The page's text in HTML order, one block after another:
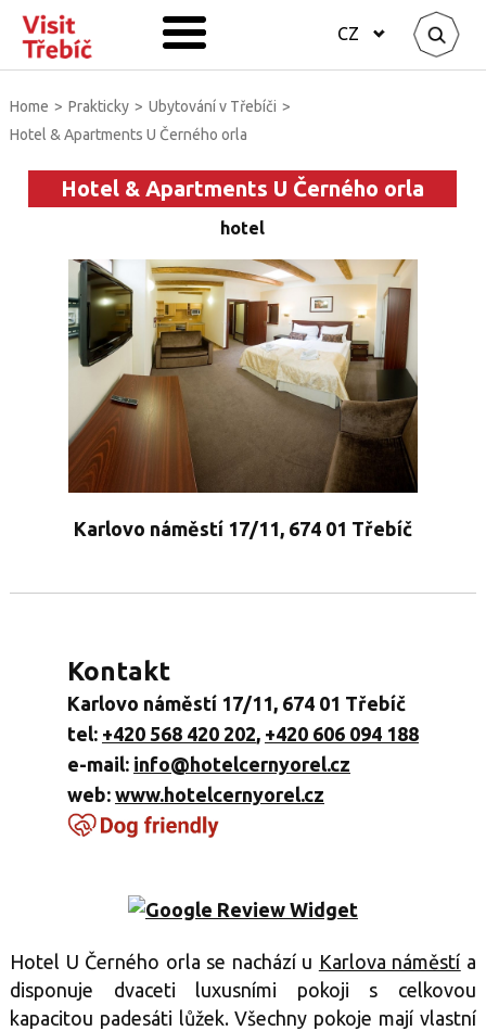
CZ
Home > Prakticky > Ubytování v Třebíči >
Hotel & Apartments U Černého orla
Hotel & Apartments U Černého orla
hotel
Karlovo náměstí 17/11, 674 01 Třebíč
Kontakt
Karlovo náměstí 17/11, 674 01 Třebíč
tel: +420 568 420 202, +420 606 094 188
e-mail: info@hotelcernyorel.cz
web: www.hotelcernyorel.cz
Hotel U Černého orla se nachází u Karlova náměstí a
disponuje dvaceti luxusními pokoji s celkovou
kapacitou padesáti lůžek. Všechny pokoje mají vlastní